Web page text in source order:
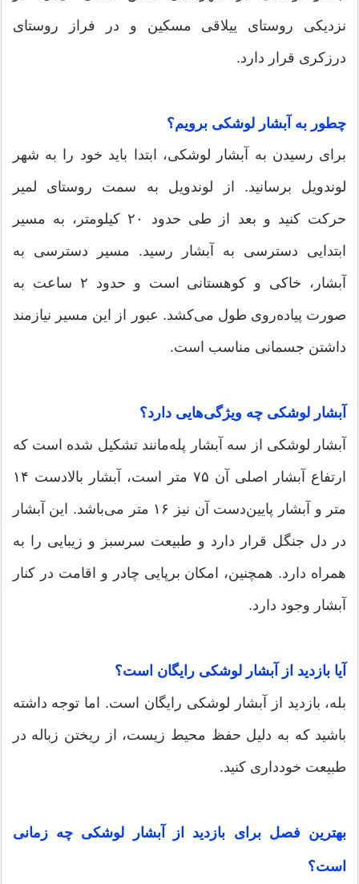
نزدیکی روستای ییلاقی مسکین و در فراز روستای
درزکری قرار دارد.
چطور به آبشار لوشکی برویم؟
برای رسیدن به آبشار لوشکی، ابتدا باید خود را به شهر
لوندویل برسانید. از لوندویل به سمت روستای لمیر
حرکت کنید و بعد از طی حدود ۲۰ کیلومتر، به مسیر
ابتدایی دسترسی به آبشار رسید. مسیر دسترسی به
آبشار، خاکی و کوهستانی است و حدود ۲ ساعت به
صورت پیاده‌روی طول می‌کشد. عبور از این مسیر نیازمند
داشتن جسمانی مناسب است.
آبشار لوشکی چه ویژگی‌هایی دارد؟
آبشار لوشکی از سه آبشار پله‌مانند تشکیل شده است که
ارتفاع آبشار اصلی آن ۷۵ متر است، آبشار بالادست ۱۴
متر و آبشار پایین‌دست آن نیز ۱۶ متر می‌باشد. این آبشار
در دل جنگل قرار دارد و طبیعت سرسبز و زیبایی را به
همراه دارد. همچنین، امکان برپایی چادر و اقامت در کنار
آبشار وجود دارد.
آیا بازدید از آبشار لوشکی رایگان است؟
بله، بازدید از آبشار لوشکی رایگان است. اما توجه داشته
باشید که به دلیل حفظ محیط زیست، از ریختن زباله در
طبیعت خودداری کنید.
بهترین فصل برای بازدید از آبشار لوشکی چه زمانی
است؟